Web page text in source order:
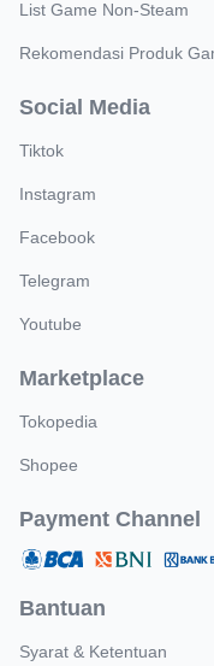
List Game Non-Steam
Rekomendasi Produk
Social Media
Tiktok
Instagram
Facebook
Telegram
Youtube
Marketplace
Tokopedia
Shopee
Payment Channel
Bantuan
Syarat & Ketentuan